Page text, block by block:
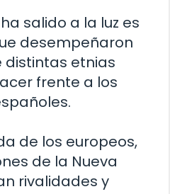
salido a la luz es
desempeñaron
distintas etnias
frente a los
de los europeos,
de la Nueva
rivalidades y